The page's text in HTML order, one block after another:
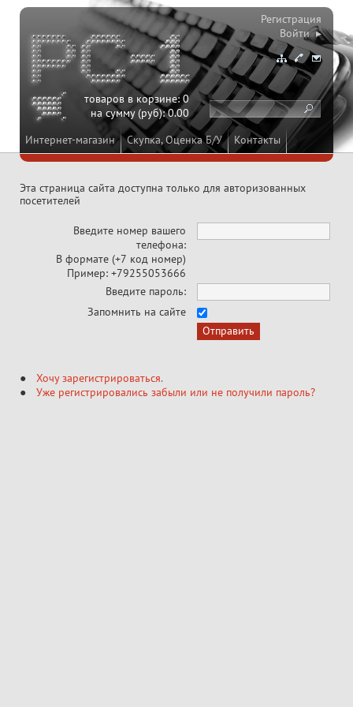
Интернет-магазин Скупка, Оценка Б/У Контакты
товаров в корзине:0
на сумму (руб):0.00
Регистрация
Войти ▸
Эта страница сайта доступна только для авторизованных
посетителей
Введите номер вашего
телефона:
В формате (+7 код номер)
Пример: +79255053666
Введите пароль:
Запомнить на сайте
Хочу зарегистрироваться.
Уже регистрировались забыли или не получили пароль?